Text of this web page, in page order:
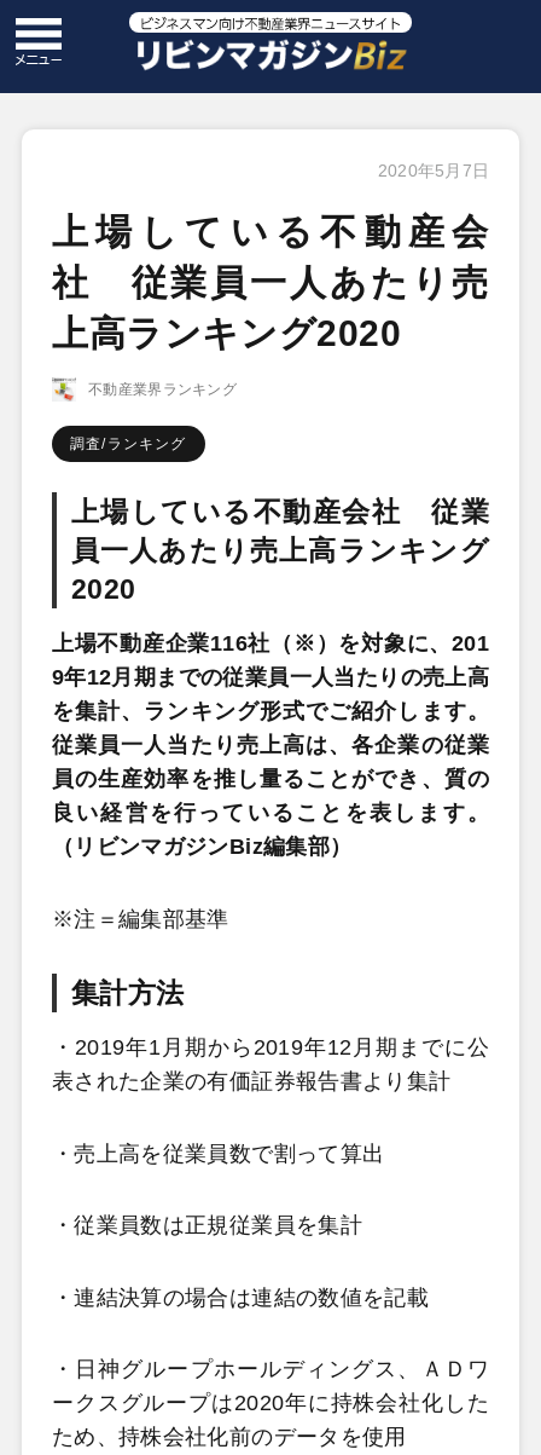
2020年5月7日
上場している不動産会
社 従業員一人あたり売
上高ランキング2020
不動産業界ランキング
調査/ランキング
上場している不動産会社 従業
員一人あたり売上高ランキング
2020
上場不動産企業116社（※）を対象に、201
9年12月期までの従業員一人当たりの売上高
を集計、ランキング形式でご紹介します。
従業員一人当たり売上高は、各企業の従業
員の生産効率を推し量ることができ、質の
良い経営を行っていることを表します。
（リビンマガジンBiz編集部）
※注＝編集部基準
集計方法
・2019年1月期から2019年12月期までに公
表された企業の有価証券報告書より集計
・売上高を従業員数で割って算出
・従業員数は正規従業員を集計
・連結決算の場合は連結の数値を記載
・日神グループホールディングス、ＡＤワ
ークスグループは2020年に持株会社化した
ため、持株会社化前のデータを使用